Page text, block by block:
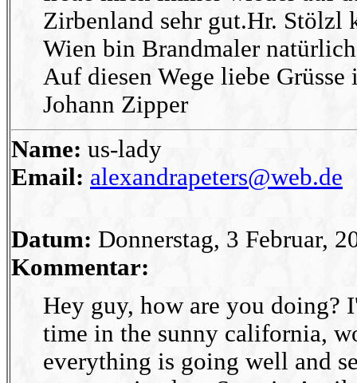
Zirbenland sehr gut.Hr. Stölzl
Wien bin Brandmaler
Auf diesen Wege liebe
Johann Zipper
Name: us-lady
Email: alexandrapeters@web.de
Datum: Donnerstag, 3 Februar,
Kommentar:
Hey guy, how are you doing?
time in the sunny california,
everything is going well and